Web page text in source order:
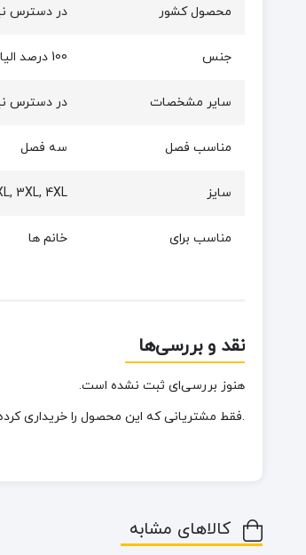
محصول کشور در دسترس
جنس 100 درصد الیاف پلی استر
سایر مشخصات در دسترس
مناسب فصل سه فصل
سایز 3XL, 4XL
مناسب برای خانم ها
نقد و بررسی‌ها
هنوز بررسی‌ای ثبت نشده است.
.فقط مشتریانی که این محصول را خریداری
کالاهای مشابه